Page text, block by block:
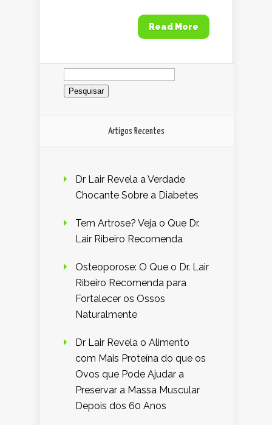
Read More
Pesquisar
por:
Artigos Recentes
Dr Lair Revela a Verdade
Chocante Sobre a Diabetes
Tem Artrose? Veja o Que Dr.
Lair Ribeiro Recomenda
Osteoporose: O Que o Dr. Lair
Ribeiro Recomenda para
Fortalecer os Ossos
Naturalmente
Dr Lair Revela o Alimento
com Mais Proteína do que os
Ovos que Pode Ajudar a
Preservar a Massa Muscular
Depois dos 60 Anos